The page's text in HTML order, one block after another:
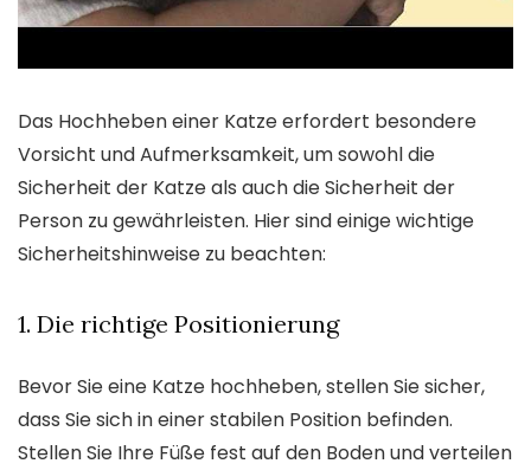
Das Hochheben einer Katze erfordert besondere
Vorsicht und Aufmerksamkeit, um sowohl die
Sicherheit der Katze als auch die Sicherheit der
Person zu gewährleisten. Hier sind einige wichtige
Sicherheitshinweise zu beachten:
1. Die richtige Positionierung
Bevor Sie eine Katze hochheben, stellen Sie sicher,
dass Sie sich in einer stabilen Position befinden.
Stellen Sie Ihre Füße fest auf den Boden und verteilen